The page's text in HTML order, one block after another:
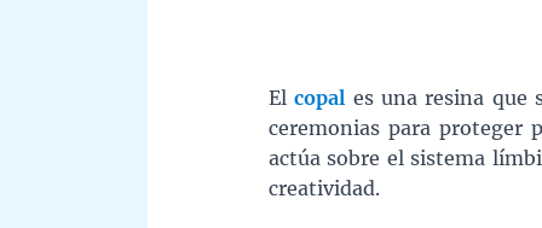
Elcopal es una resina que
ceremonias para proteger
actúa sobre el sistema
creatividad.